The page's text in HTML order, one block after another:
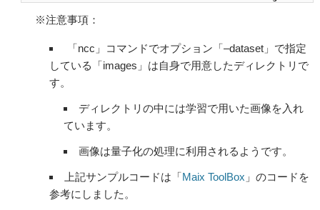
※注意事項：
「ncc」コマンドでオプション「–dataset」で指定
している「images」は自身で用意したディレクトリで
す。
ディレクトリの中には学習で用いた画像を入れ
ています。
画像は量子化の処理に利用されるようです。
上記サンプルコードは「Maix ToolBox 」のコードを
参考にしました。